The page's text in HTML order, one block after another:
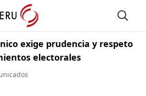
Open
exige prudencia y respeto
electorales